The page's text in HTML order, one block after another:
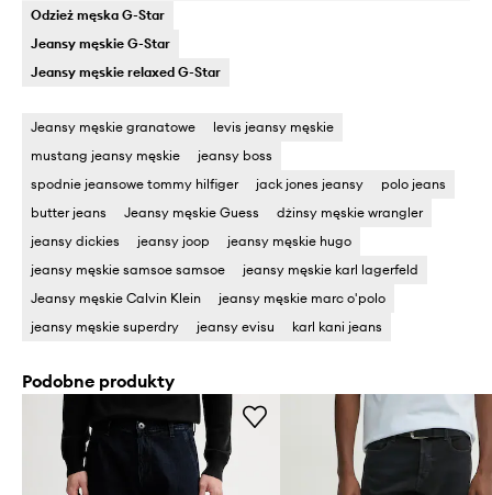
Odzież męska G-Star
Jeansy męskie G-Star
Jeansy męskie relaxed G-Star
Jeansy męskie granatowe
levis jeansy męskie
mustang jeansy męskie
jeansy boss
spodnie jeansowe tommy hilfiger
jack jones jeansy
polo jeans
butter jeans
Jeansy męskie Guess
dżinsy męskie wrangler
jeansy dickies
jeansy joop
jeansy męskie hugo
jeansy męskie samsoe samsoe
jeansy męskie karl lagerfeld
Jeansy męskie Calvin Klein
jeansy męskie marc o'polo
jeansy męskie superdry
jeansy evisu karl kani jeans
Podobne produkty